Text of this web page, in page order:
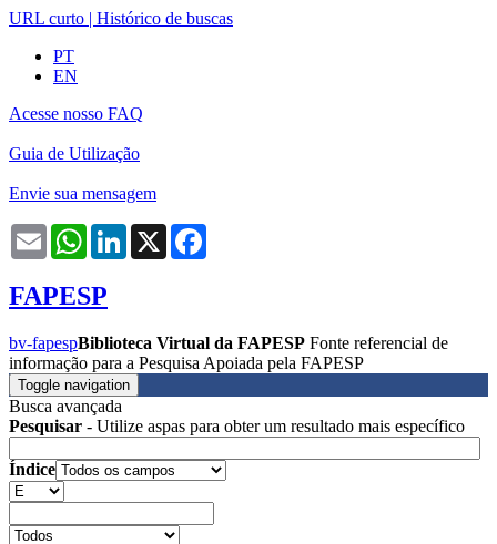
URL curto | Histórico de buscas
PT
EN
Acesse nosso FAQ
Guia de Utilização
Envie sua mensagem
Email WhatsAppLinkedIn
X
FAPESP
bv-fapespBiblioteca Virtual da FAPESP Fonte referencial de
informação para a Pesquisa Apoiada pela FAPESP
Toggle navigation
Busca avançada
Pesquisar - Utilize aspas para obter um resultado mais específico
Índice